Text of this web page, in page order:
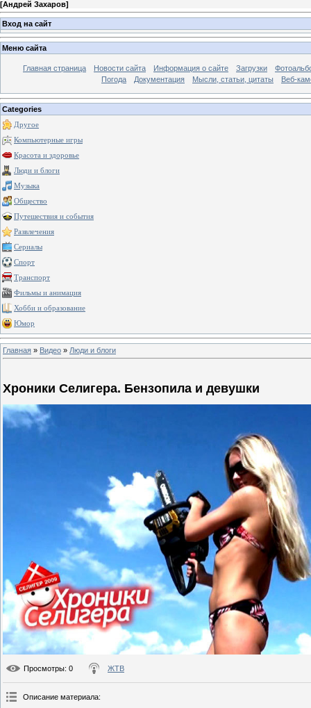
[Андрей Захаров]
Вход на сайт
Меню сайта
Главная страница Новости сайта Информация о сайте Загрузки
Погода
Документация Мысли, статьи, цитаты Веб-
Categories
Другое
Компьютерные игры
Красота и здоровье
Люди и блоги
Музыка
Общество
Путешествия и события
Развлечения
Сериалы
Спорт
Транспорт
Фильмы и анимация
Хобби и образование
Юмор
Главная » Видео » Люди и блоги
Хроники Селигера. Бензопила и девушки
Просмотры: 0 ЖТВ
Описание материала: